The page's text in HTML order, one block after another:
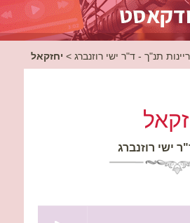
תנ"ך - ד"ר ישי רוזנברג > יחזקאל
ישי רוזנברג